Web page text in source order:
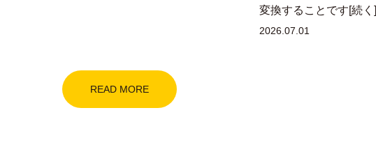
変換することです[続く]
2026.07.01
READ MORE